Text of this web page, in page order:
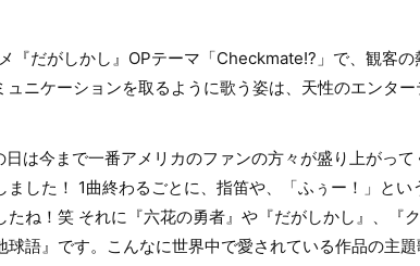
『だがしかし』OPテーマ「Checkmate!?」で、観客
ニケーションを取るように歌う姿は、天性のエンター
は今まで一番アメリカのファンの方々が盛り上がっ
した！ 1曲終わるごとに、指笛や、「ふぅー！」と
ね！笑 それに『六花の勇者』や『だがしかし』、『
球語』です。こんなに世界中で愛されている作品の主